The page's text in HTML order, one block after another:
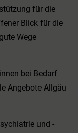
für die
Blick für die
Wege
bei Bedarf
Angebote Allgäu
und -